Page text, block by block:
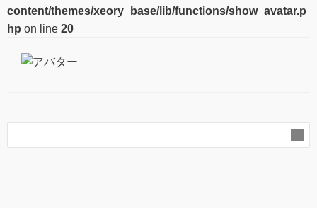
content/themes/xeory_base/lib/functions/show_avatar.p
hp on line 20